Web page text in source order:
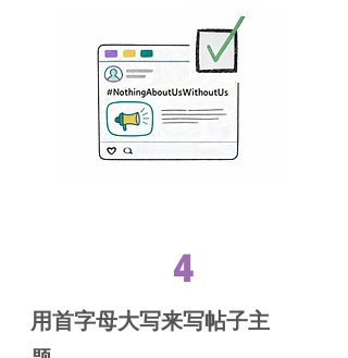
4
用首字母大写来写帖子主